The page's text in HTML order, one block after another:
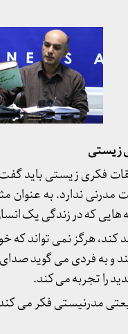
زیستی
فکری زیستی باید
ندارد. به عنوان
هایی که در زندگی یک
کند، هرگز نمی تواند که
و به فردی می گوید
را تجربه می کند.
مدرنیستی فکر می